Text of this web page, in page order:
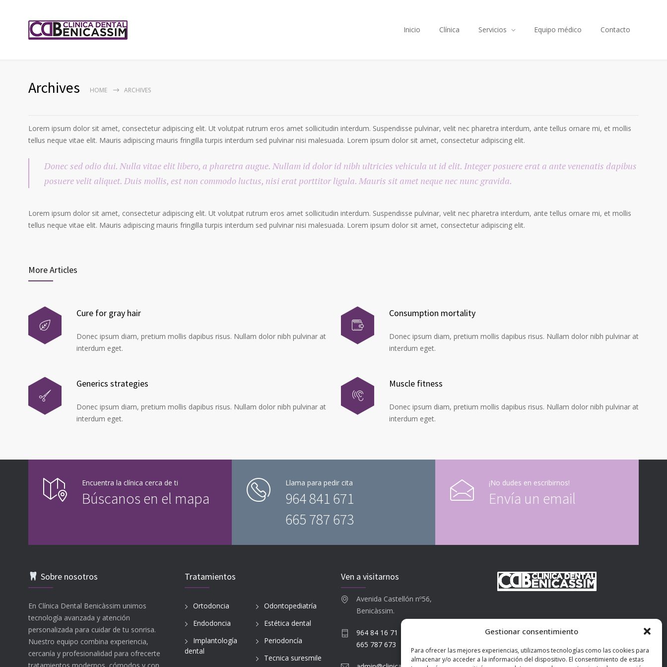
Gestionar consentimiento
Para ofrecer las mejores experiencias, utilizamos tecnologías como las cookies para
almacenar y/o acceder a la información del dispositivo. El consentimiento de estas
Inicio Clínica Servicios Equipo médico Contacto
Archives HOME ARCHIVES
Lorem ipsum dolor sit amet, consectetur adipiscing elit. Ut volutpat rutrum eros amet sollicitudin interdum. Suspendisse pulvinar, velit nec pharetra interdum, ante tellus ornare mi, et mollis
tellus neque vitae elit. Mauris adipiscing mauris fringilla turpis interdum sed pulvinar nisi malesuada. Lorem ipsum dolor sit amet, consectetur adipiscing elit.
Donec sed odio dui. Nulla vitae elit libero, a pharetra augue. Nullam id dolor id nibh ultricies vehicula ut id elit. Integer posuere erat a ante venenatis dapibus
posuere velit aliquet. Duis mollis, est non commodo luctus, nisi erat porttitor ligula. Mauris sit amet neque nec nunc gravida.
Lorem ipsum dolor sit amet, consectetur adipiscing elit. Ut volutpat rutrum eros amet sollicitudin interdum. Suspendisse pulvinar, velit nec pharetra interdum, ante tellus ornare mi, et mollis
tellus neque vitae elit. Mauris adipiscing mauris fringilla turpis interdum sed pulvinar nisi malesuada. Lorem ipsum dolor sit amet, consectetur adipiscing elit.
More Articles
Cure for gray hair
Donec ipsum diam, pretium mollis dapibus risus. Nullam dolor nibh pulvinar at
interdum eget.
Generics strategies
Donec ipsum diam, pretium mollis dapibus risus. Nullam dolor nibh pulvinar at
interdum eget.
Consumption mortality
Donec ipsum diam, pretium mollis dapibus risus. Nullam dolor nibh pulvinar at
interdum eget.
Muscle fitness
Donec ipsum diam, pretium mollis dapibus risus. Nullam dolor nibh pulvinar at
interdum eget.
Encuentra la clínica cerca de ti
Búscanos en el mapa
Llama para pedir cita
964 841 671
665 787 673
¡No dudes en escribirnos!
Envía un email
Sobre nosotros
En Clínica Dental Benicàssim unimos
tecnología avanzada y atención
personalizada para cuidar de tu sonrisa.
Nuestro equipo combina experiencia,
cercanía y profesionalidad para ofrecerte
Tratamientos
Ortodoncia
Odontopediatría
Endodoncia
Estética dental
Implantología
dental
Periodoncía
Tecnica suresmile
Ven a visitarnos
Avenida Castellón nº56,
Benicàssim.
964 84 16 71
665 787 673